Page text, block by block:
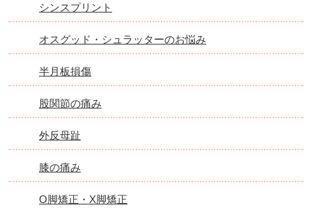
シンスプリント
オスグッド・シュラッターのお悩み
半月板損傷
股関節の痛み
外反母趾
膝の痛み
О脚矯正・X脚矯正